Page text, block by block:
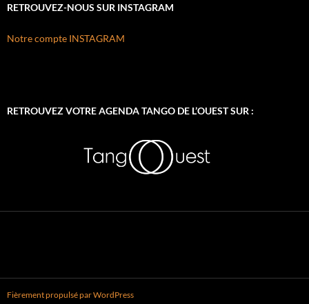
RETROUVEZ-NOUS SUR INSTAGRAM
Notre compte INSTAGRAM
RETROUVEZ VOTRE AGENDA TANGO DE L’OUEST SUR :
Fièrement propulsé par WordPress